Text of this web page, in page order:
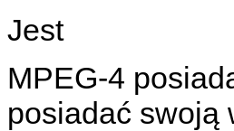
Jest
MPEG-4
posiadać swoją